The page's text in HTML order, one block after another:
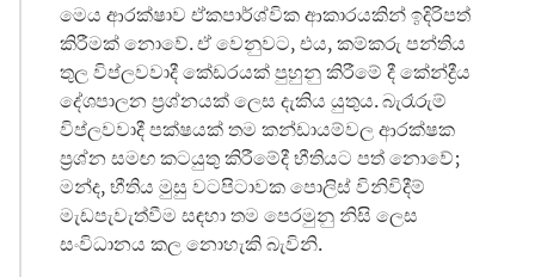
මෙය ආරක්ෂාව ඒකපාර්ශ්වික ආකාරයකින් ඉදිරිපත්
කිරීමක් නොවේ. ඒ වෙනුවට, එය, කම්කරු පන්තිය
තුල විප්ලවවාදී කේඩරයක් පුහුනු කිරීමේ දී කේන්ද්‍රීය
දේශපාලන ප්‍රශ්නයක් ලෙස දැකිය යුතුය. බැරෑරුම්
විප්ලවවාදී පක්ෂයක් තම කන්ඩායම්වල ආරක්ෂක
ප්‍රශ්න සමඟ කටයුතු කිරීමේදී භීතියට පත් නොවේ;
මන්ද, භීතිය මුසු වටපිටාවක පොලිස් විනිවිදීම්
මැඩපැවැත්වීම සඳහා තම පෙරමුනු නිසි ලෙස
සංවිධානය කල නොහැකි බැවිනි.